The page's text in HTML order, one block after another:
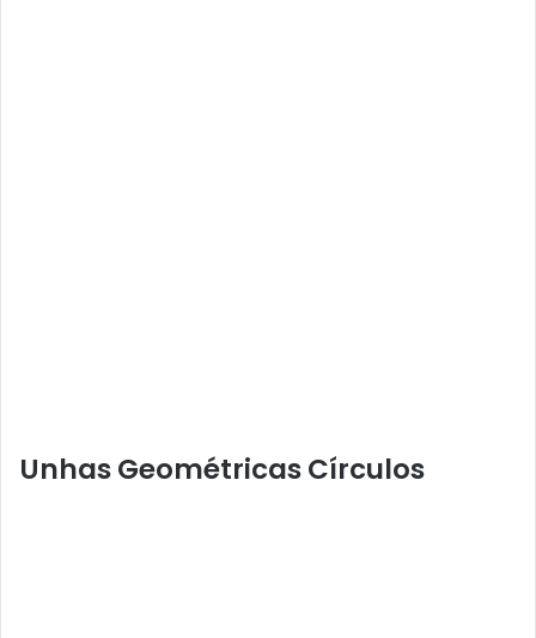
Unhas Geométricas Círculos